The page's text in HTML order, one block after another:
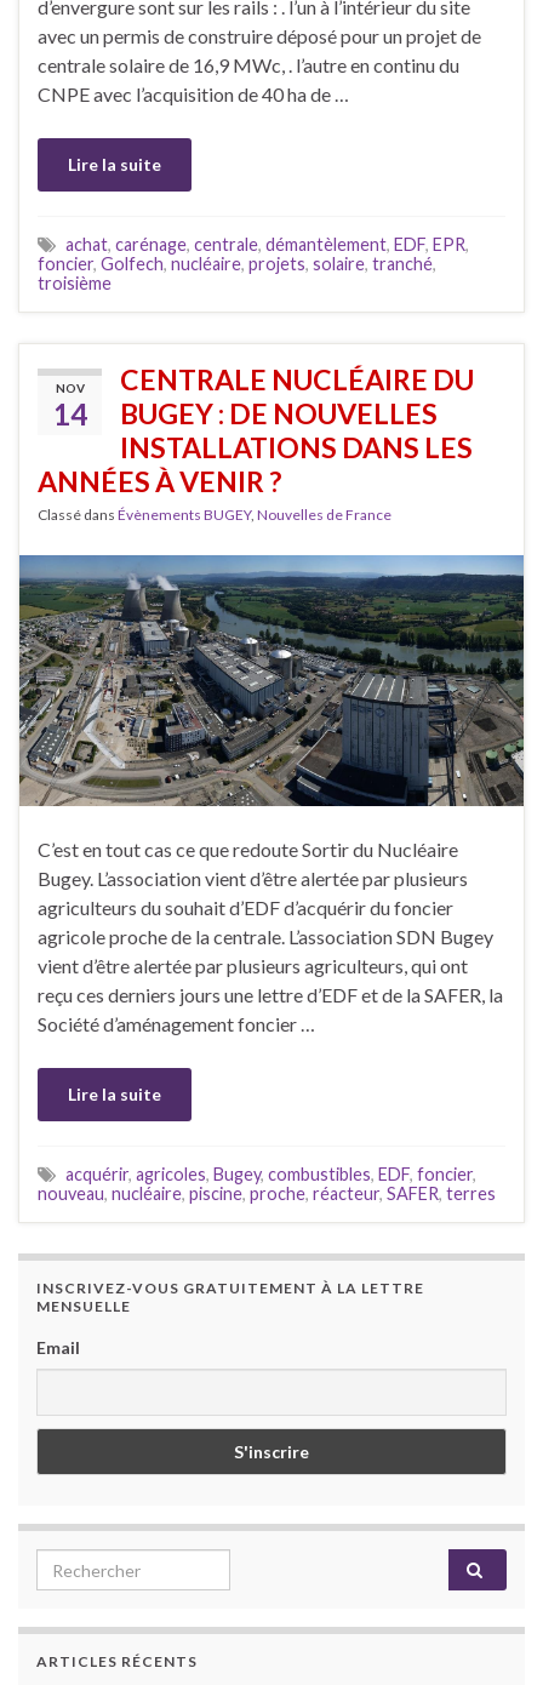
d’envergure sont sur les rails : . l’un à l’intérieur du site
avec un permis de construire déposé pour un projet de
centrale solaire de 16,9 MWc, . l’autre en continu du
CNPE avec l’acquisition de 40 ha de …
Lire la suite
achat, carénage, centrale, démantèlement, EDF, EPR,
foncier, Golfech, nucléaire, projets, solaire, tranché,
troisième
NOV
14
CENTRALE NUCLÉAIRE DU
BUGEY : DE NOUVELLES
INSTALLATIONS DANS LES
ANNÉES À VENIR ?
Classé dans Évènements BUGEY, Nouvelles de France
C’est en tout cas ce que redoute Sortir du Nucléaire
Bugey. L’association vient d’être alertée par plusieurs
agriculteurs du souhait d’EDF d’acquérir du foncier
agricole proche de la centrale. L’association SDN Bugey
vient d’être alertée par plusieurs agriculteurs, qui ont
reçu ces derniers jours une lettre d’EDF et de la SAFER, la
Société d’aménagement foncier …
Lire la suite
acquérir, agricoles, Bugey, combustibles, EDF, foncier,
nouveau, nucléaire, piscine, proche, réacteur, SAFER, terres
INSCRIVEZ-VOUS GRATUITEMENT À LA LETTRE
MENSUELLE
Email
Search for:
ARTICLES RÉCENTS